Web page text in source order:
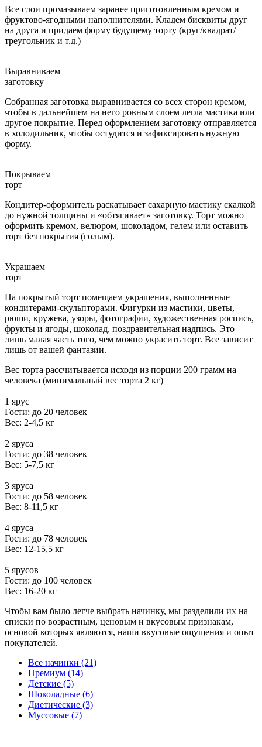
Все слои промазываем заранее приготовленным кремом и
фруктово-ягодными наполнителями. Кладем бисквиты друг
на друга и придаем форму будущему торту (круг/квадрат/
треугольник и т.д.)
Выравниваем
заготовку
Собранная заготовка выравнивается со всех сторон кремом,
чтобы в дальнейшем на него ровным слоем легла мастика или
другое покрытие. Перед оформлением заготовку отправляется
в холодильник, чтобы остудится и зафиксировать нужную
форму.
Покрываем
торт
Кондитер-оформитель раскатывает сахарную мастику скалкой
до нужной толщины и «обтягивает» заготовку. Торт можно
оформить кремом, велюром, шоколадом, гелем или оставить
торт без покрытия (голым).
Украшаем
торт
На покрытый торт помещаем украшения, выполненные
кондитерами-скульпторами. Фигурки из мастики, цветы,
рюши, кружева, узоры, фотографии, художественная роспись,
фрукты и ягоды, шоколад, поздравительная надпись. Это
лишь малая часть того, чем можно украсить торт. Все зависит
лишь от вашей фантазии.
Вес торта рассчитывается исходя из порции 200 грамм на
человека (минимальный вес торта 2 кг)
1 ярус
Гости: до 20 человек
Вес: 2-4,5 кг
2 яруса
Гости: до 38 человек
Вес: 5-7,5 кг
3 яруса
Гости: до 58 человек
Вес: 8-11,5 кг
4 яруса
Гости: до 78 человек
Вес: 12-15,5 кг
5 ярусов
Гости: до 100 человек
Вес: 16-20 кг
Чтобы вам было легче выбрать начинку, мы разделили их на
списки по возрастным, ценовым и вкусовым признакам,
основой которых являются, наши вкусовые ощущения и опыт
покупателей.
Все начинки (21)
Премиум (14)
Детские (5)
Шоколадные (6)
Диетические (3)
Муссовые (7)